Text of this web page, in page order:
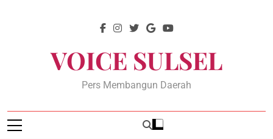
VOICE SULSEL
Pers Membangun Daerah